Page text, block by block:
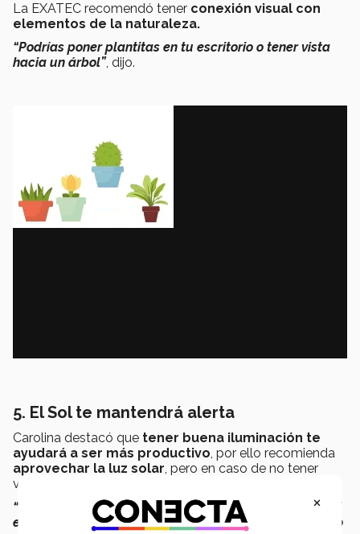
La EXATEC recomendó tener conexión visual con
elementos de la naturaleza.
“Podrías poner plantitas en tu escritorio o tener vista
hacia un árbol”, dijo.
5. El Sol te mantendrá alerta
Carolina destacó que tener buena iluminación te
ayudará a ser más productivo, por ello recomienda
aprovechar la luz solar, pero en caso de no tener
ventanas cerca puedes comprar
“Tener acceso a la luz solar te mantendrá despierto, si
estás en un espacio oscuro anatómicamente el cuerpo
×